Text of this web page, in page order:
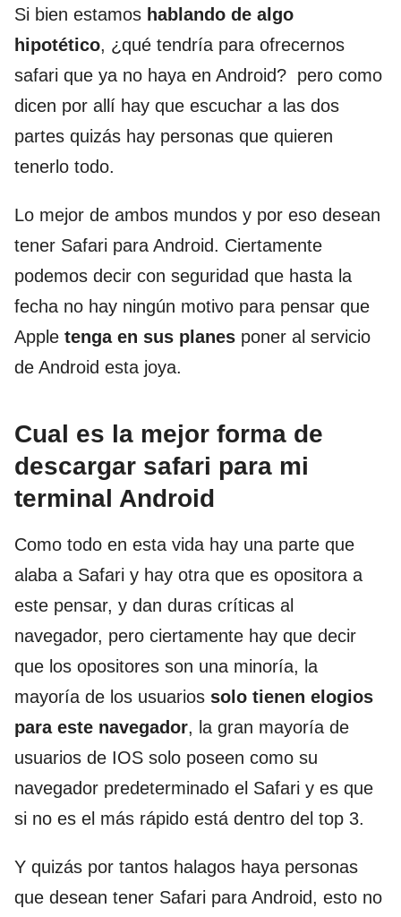
Si bien estamos hablando de algo
hipotético, ¿qué tendría para ofrecernos
safari que ya no haya en Android? pero como
dicen por allí hay que escuchar a las dos
partes quizás hay personas que quieren
tenerlo todo.
Lo mejor de ambos mundos y por eso desean
tener Safari para Android. Ciertamente
podemos decir con seguridad que hasta la
fecha no hay ningún motivo para pensar que
Apple tenga en sus planes poner al servicio
de Android esta joya.
Cual es la mejor forma de
descargar safari para mi
terminal Android
Como todo en esta vida hay una parte que
alaba a Safari y hay otra que es opositora a
este pensar, y dan duras críticas al
navegador, pero ciertamente hay que decir
que los opositores son una minoría, la
mayoría de los usuarios solo tienen elogios
para este navegador, la gran mayoría de
usuarios de IOS solo poseen como su
navegador predeterminado el Safari y es que
si no es el más rápido está dentro del top 3.
Y quizás por tantos halagos haya personas
que desean tener Safari para Android, esto no